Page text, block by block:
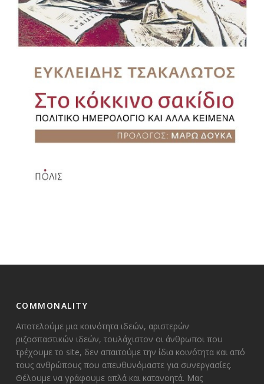
COMMONALITY
Αποτελούμε μια κοινότητα ιδεών, αριστερών
ριζοσπαστικών ιδεών, τουλάχιστον οι άνθρωποι που
τρέχουμε το site, δεν απαιτούμε την ίδια κοινότητα και από
τους ανθρώπους που απευθυνόμαστε για συνεργασίες.
Θέλουμε να γράφουμε απλά και κατανοητά. Μας